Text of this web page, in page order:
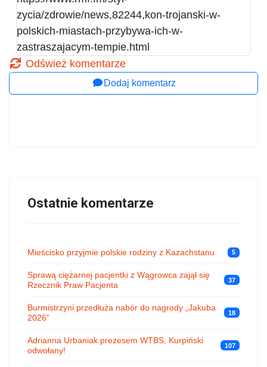
zycia/zdrowie/news,82244,kon-trojanski-w-
polskich-miastach-przybywa-ich-w-
zastraszajacym-tempie.html
Odśwież komentarze
Dodaj komentarz
Ostatnie komentarze
Mieścisko przyjmie polskie rodziny z Kazachstanu 5
Sprawą ciężarnej pacjentki z Wągrowca zajął się
Rzecznik Praw Pacjenta
37
Burmistrzyni przedłuża nabór do nagrody „Jakuba
2026”
18
Adrianna Urbaniak prezesem WTBS, Kurpiński
odwołany!
107